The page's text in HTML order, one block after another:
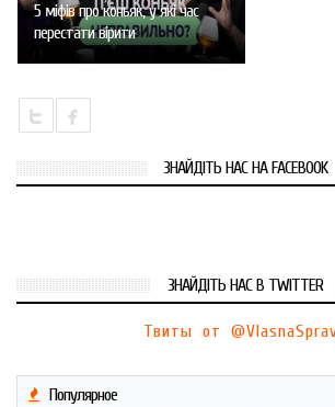
5 міфів про коньяк, у які час
перестати вірити
ЗНАЙДІТЬ НАС НА FACEBOOK
ЗНАЙДІТЬ НАС В TWITTER
Твиты от
Популярное